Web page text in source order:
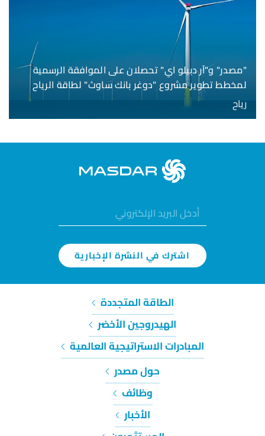
"مصدر" و"آر دبيلو اي" تحصلان على الموافقة الرسمية
لمخطط تطوير مشروع "دوغر بانك ساوث" لطاقة الرياح
البحرية بقدرة 3 غيغاواط
رياح
اشترك في النشرة الإخبارية
الطاقة المتجددة
الهيدروجين الأخضر
المبادرات الاستراتيجية العالمية
حول مصدر
وظائف
الأخبار